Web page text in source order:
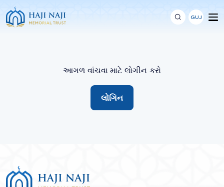
GUJ
આગળ વાંચવા માટે લોગીન કરો
લોગિન